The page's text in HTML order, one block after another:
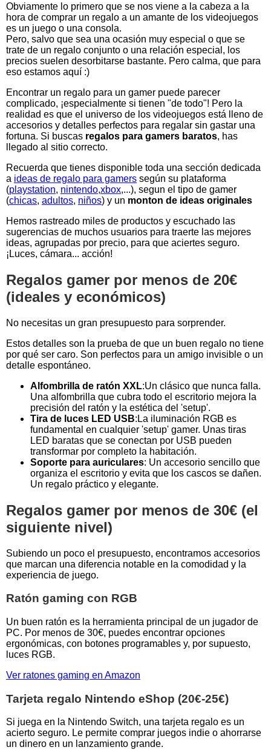
Obviamente lo primero que se nos viene a la cabeza a la
hora de comprar un regalo a un amante de los videojuegos
es un juego o una consola.
Pero, salvo que sea una ocasión muy especial o que se
trate de un regalo conjunto o una relación especial, los
precios suelen desorbitarse bastante. Pero calma, que para
eso estamos aquí :)
Encontrar un regalo para un gamer puede parecer
complicado, ¡especialmente si tienen "de todo"! Pero la
realidad es que el universo de los videojuegos está lleno de
accesorios y detalles perfectos para regalar sin gastar una
fortuna. Si buscas regalos para gamers baratos, has
llegado al sitio correcto.
Recuerda que tienes disponible toda una sección dedicada
a ideas de regalo para gamers según su plataforma
(playstation, nintendo,xbox,...), segun el tipo de gamer
(chicas, adultos, niños) y un monton de ideas originales
Hemos rastreado miles de productos y escuchado las
sugerencias de muchos usuarios para traerte las mejores
ideas, agrupadas por precio, para que aciertes seguro.
¡Luces, cámara... acción!
Regalos gamer por menos de 20€
(ideales y económicos)
No necesitas un gran presupuesto para sorprender.
Estos detalles son la prueba de que un buen regalo no tiene
por qué ser caro. Son perfectos para un amigo invisible o un
detalle espontáneo.
Alfombrilla de ratón XXL:Un clásico que nunca falla.
Una alfombrilla que cubra todo el escritorio mejora la
precisión del ratón y la estética del 'setup'.
Tira de luces LED USB:La iluminación RGB es
fundamental en cualquier 'setup' gamer. Unas tiras
LED baratas que se conectan por USB pueden
transformar por completo la habitación.
Soporte para auriculares: Un accesorio sencillo que
organiza el escritorio y evita que los cascos se dañen.
Un regalo práctico y elegante.
Regalos gamer por menos de 30€ (el
siguiente nivel)
Subiendo un poco el presupuesto, encontramos accesorios
que marcan una diferencia notable en la comodidad y la
experiencia de juego.
Ratón gaming con RGB
Un buen ratón es la herramienta principal de un jugador de
PC. Por menos de 30€, puedes encontrar opciones
ergonómicas, con botones programables y, por supuesto,
luces RGB.
Ver ratones gaming en Amazon
Tarjeta regalo Nintendo eShop (20€-25€)
Si juega en la Nintendo Switch, una tarjeta regalo es un
acierto seguro. Le permite comprar juegos indie o ahorrarse
un dinero en un lanzamiento grande.